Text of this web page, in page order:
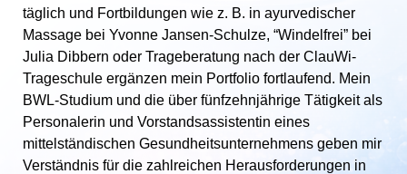
täglich und Fortbildungen wie z. B. in ayurvedischer
Massage bei Yvonne Jansen-Schulze, “Windelfrei” bei
Julia Dibbern oder Trageberatung nach der ClauWi-
Trageschule ergänzen mein Portfolio fortlaufend. Mein
BWL-Studium und die über fünfzehnjährige Tätigkeit als
Personalerin und Vorstandsassistentin eines
mittelständischen Gesundheitsunternehmens geben mir
Verständnis für die zahlreichen Herausforderungen in